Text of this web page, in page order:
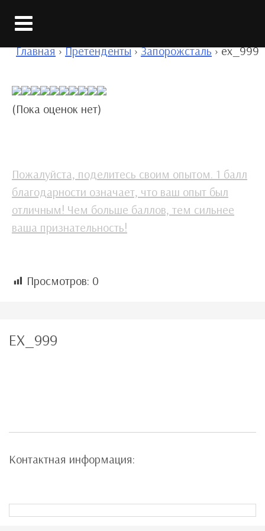
Главная › Претенденты › Запорожсталь › ex_999
(Пока оценок нет)
Пожалуйста, поделитесь своим опытом. 1 балл
благодарности означает, что ваш опыт был
отличным! Чем больше баллов, тем сильнее
ваша признательность!
Просмотров: 0
EX_999
Контактная информация: